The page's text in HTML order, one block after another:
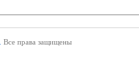
Все права защищены